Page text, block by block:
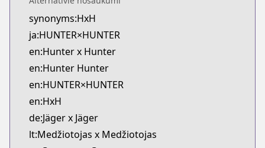
MangaUpdates
https://www.mangaupdates.com/
Book☆Walker
Book☆Walker
https://bookwalker.jp/series/13152/list
Official English
https://mangaplus.shueisha.co.jp/titles/100015
Shonen Jump
Shonen Jump
synonyms:HxH
ja:HUNTER×HUNTER
en:Hunter x Hunter
en:Hunter Hunter
en:HUNTER×HUNTER
en:HxH
de:Jäger x Jäger
lt:Medžiotojas x Medžiotojas